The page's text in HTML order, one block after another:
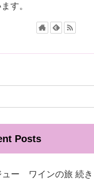
す。
Posts
ュー ワインの旅 続き